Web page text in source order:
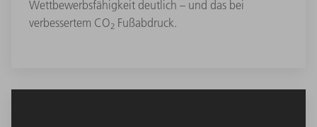
Wettbewerbsfähigkeit deutlich – und das bei
verbessertem CO2 Fußabdruck.